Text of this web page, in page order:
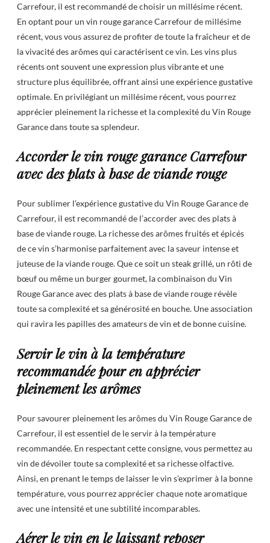
Carrefour, il est recommandé de choisir un millésime récent.
En optant pour un vin rouge garance Carrefour de millésime
récent, vous vous assurez de profiter de toute la fraîcheur et de
la vivacité des arômes qui caractérisent ce vin. Les vins plus
récents ont souvent une expression plus vibrante et une
structure plus équilibrée, offrant ainsi une expérience gustative
optimale. En privilégiant un millésime récent, vous pourrez
apprécier pleinement la richesse et la complexité du Vin Rouge
Garance dans toute sa splendeur.
Accorder le vin rouge garance Carrefour
avec des plats à base de viande rouge
Pour sublimer l’expérience gustative du Vin Rouge Garance de
Carrefour, il est recommandé de l’accorder avec des plats à
base de viande rouge. La richesse des arômes fruités et épicés
de ce vin s’harmonise parfaitement avec la saveur intense et
juteuse de la viande rouge. Que ce soit un steak grillé, un rôti de
bœuf ou même un burger gourmet, la combinaison du Vin
Rouge Garance avec des plats à base de viande rouge révèle
toute sa complexité et sa générosité en bouche. Une association
qui ravira les papilles des amateurs de vin et de bonne cuisine.
Servir le vin à la température
recommandée pour en apprécier
pleinement les arômes
Pour savourer pleinement les arômes du Vin Rouge Garance de
Carrefour, il est essentiel de le servir à la température
recommandée. En respectant cette consigne, vous permettez au
vin de dévoiler toute sa complexité et sa richesse olfactive.
Ainsi, en prenant le temps de laisser le vin s’exprimer à la bonne
température, vous pourrez apprécier chaque note aromatique
avec une intensité et une subtilité incomparables.
Aérer le vin en le laissant reposer